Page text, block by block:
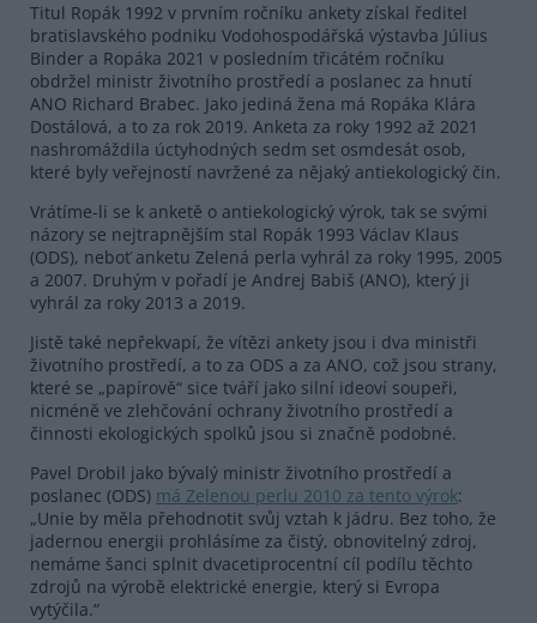
Titul Ropák 1992 v prvním ročníku ankety získal ředitel
bratislavského podniku Vodohospodářská výstavba Július
Binder a Ropáka 2021 v posledním třicátém ročníku
obdržel ministr životního prostředí a poslanec za hnutí
ANO Richard Brabec. Jako jediná žena má Ropáka Klára
Dostálová, a to za rok 2019. Anketa za roky 1992 až 2021
nashromáždila úctyhodných sedm set osmdesát osob,
které byly veřejností navržené za nějaký antiekologický čin.
Vrátíme-li se k anketě o antiekologický výrok, tak se svými
názory se nejtrapnějším stal Ropák 1993 Václav Klaus
(ODS), neboť anketu Zelená perla vyhrál za roky 1995, 2005
a 2007. Druhým v pořadí je Andrej Babiš (ANO), který ji
vyhrál za roky 2013 a 2019.
Jistě také nepřekvapí, že vítězi ankety jsou i dva ministři
životního prostředí, a to za ODS a za ANO, což jsou strany,
které se „papírově“ sice tváří jako silní ideoví soupeři,
nicméně ve zlehčování ochrany životního prostředí a
činnosti ekologických spolků jsou si značně podobné.
Pavel Drobil jako bývalý ministr životního prostředí a
poslanec (ODS) má Zelenou perlu 2010 za tento výrok:
„Unie by měla přehodnotit svůj vztah k jádru. Bez toho, že
jadernou energii prohlásíme za čistý, obnovitelný zdroj,
nemáme šanci splnit dvacetiprocentní cíl podílu těchto
zdrojů na výrobě elektrické energie, který si Evropa
vytýčila.“